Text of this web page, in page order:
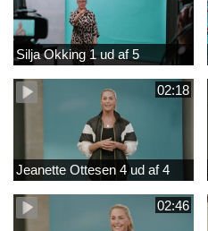
Silja Okking 1 ud af 5
02:18
Jeanette Ottesen 4 ud af 4
02:46